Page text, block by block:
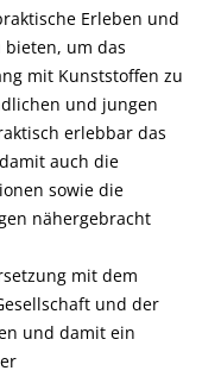
Erleben und
bieten, um das
mit Kunststoffen zu
und jungen
erlebbar das
auch die
sowie die
nähergebracht
mit dem
und der
und damit ein